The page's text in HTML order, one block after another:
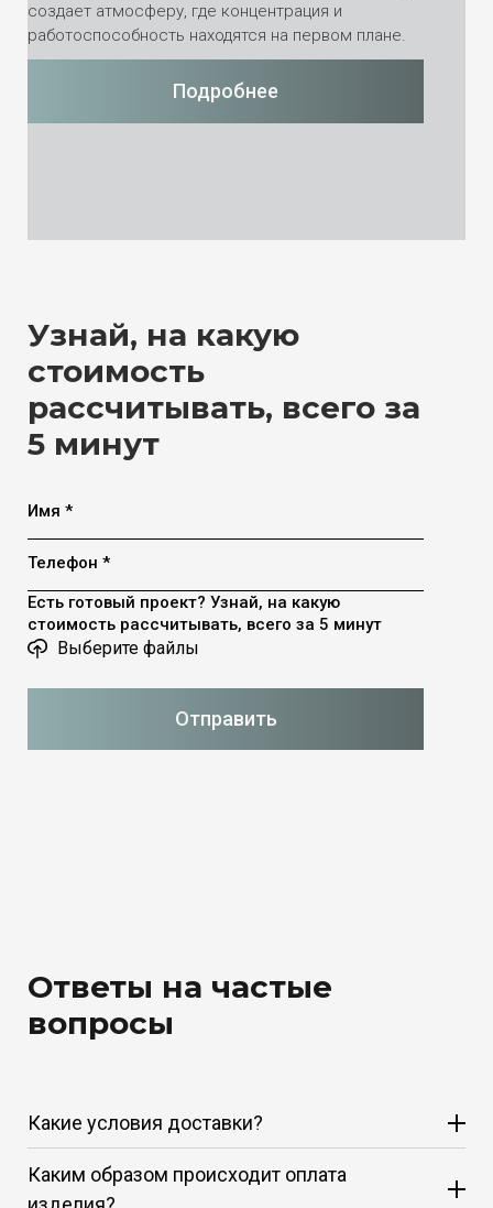
Подробнее
создает атмосферу, где концентрация и
работоспособность находятся на первом плане.
Имя *
Телефон *
Есть готовый проект? Узнай, на какую
стоимость рассчитывать, всего за 5 минут
Выберите файлы
Отправить
Узнай, на какую
стоимость
рассчитывать, всего за
5 минут
Ответы на частые
вопросы
Какие условия доставки?
Каким образом происходит оплата